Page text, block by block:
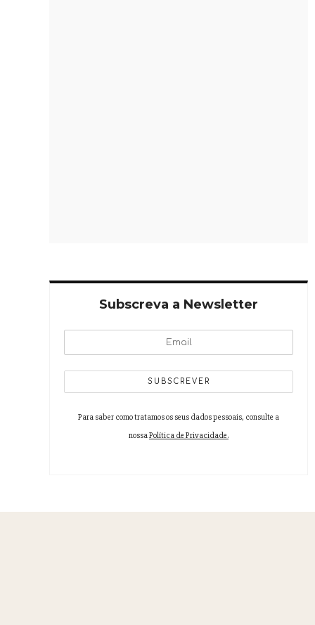
Subscreva a Newsletter
Para saber como tratamos os seus dados pessoais, consulte a
nossaPolítica de Privacidade.